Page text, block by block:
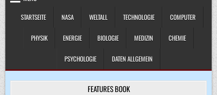
STARTSEITE
NASA WELTALL TECHNOLOGIE COMPUTER
PHYSIK ENERGIE BIOLOGIE MEDIZIN CHEMIE
PSYCHOLOGIE DATEN ALLGEMEIN
FEATURES BOOK